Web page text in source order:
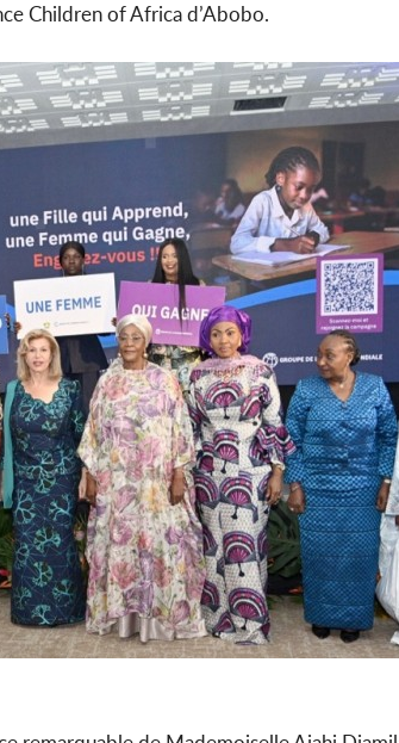
Children of Africa d’Abobo.